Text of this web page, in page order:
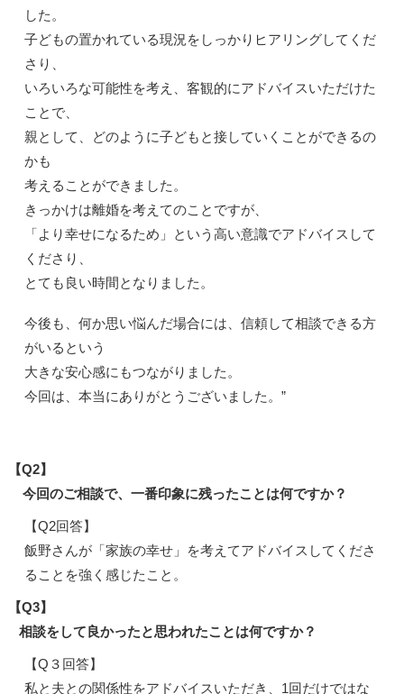
した。
子どもの置かれている現況をしっかりヒアリングしてくだ
さり、
いろいろな可能性を考え、客観的にアドバイスいただけた
ことで、
親として、どのように子どもと接していくことができるの
かも
考えることができました。
きっかけは離婚を考えてのことですが、
「より幸せになるため」という高い意識でアドバイスして
くださり、
とても良い時間となりました。
今後も、何か思い悩んだ場合には、信頼して相談できる方
がいるという
大きな安心感にもつながりました。
今回は、本当にありがとうございました。”
【Q2】
今回のご相談で、一番印象に残ったことは何ですか？
【Q2回答】
飯野さんが「家族の幸せ」を考えてアドバイスしてくださ
ることを強く感じたこと。
【Q3】
相談をして良かったと思われたことは何ですか？
【Q３回答】
私と夫との関係性をアドバイスいただき、1回だけではな